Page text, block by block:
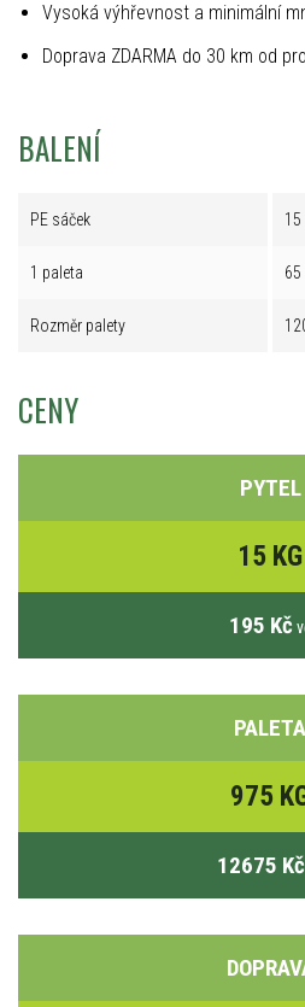
Vysoká výhřevnost a minimální
Doprava ZDARMA do 30 km od
BALENÍ
PE sáček 15
1 paleta 65
Rozměr palety
CENY
PYTEL
15 KG
195 Kč
PALETA
975
12675 Kč